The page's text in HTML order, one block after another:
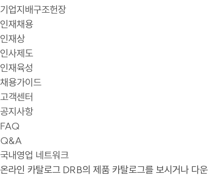
기업지배구조헌장
인재채용
인재상
인사제도
인재육성
채용가이드
고객센터
공지사항
FAQ
Q&A
국내영업 네트워크
온라인 카탈로그 DRB의 제품 카탈로그를 보시거나 다운